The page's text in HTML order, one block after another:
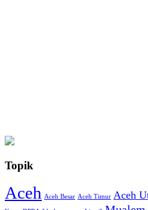
Topik
Aceh Aceh Besar Aceh Timur Aceh